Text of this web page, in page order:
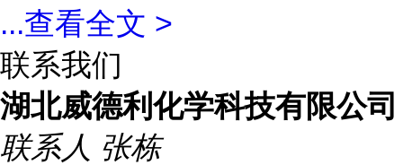
...查看全文 >
联系我们
湖北威德利化学科技有限公司
联系人 张栋